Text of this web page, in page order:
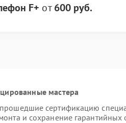
F+ от600 руб.
мастера
сертификацию
и сохранение гарантийных